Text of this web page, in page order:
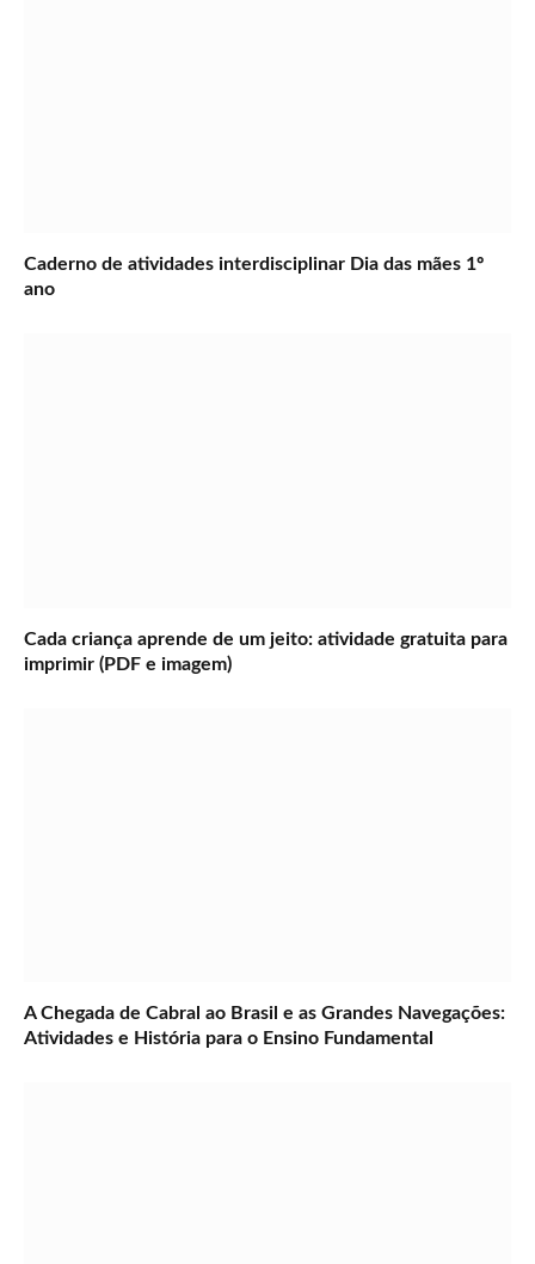
Caderno de atividades interdisciplinar Dia das mães 1º
ano
Cada criança aprende de um jeito: atividade gratuita para
imprimir (PDF e imagem)
A Chegada de Cabral ao Brasil e as Grandes Navegações:
Atividades e História para o Ensino Fundamental